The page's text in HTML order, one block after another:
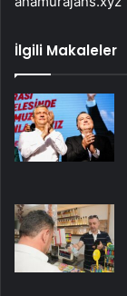
İlgili Makaleler